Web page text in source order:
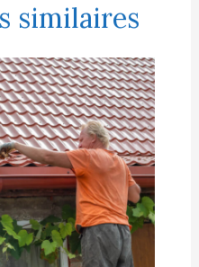
similaires